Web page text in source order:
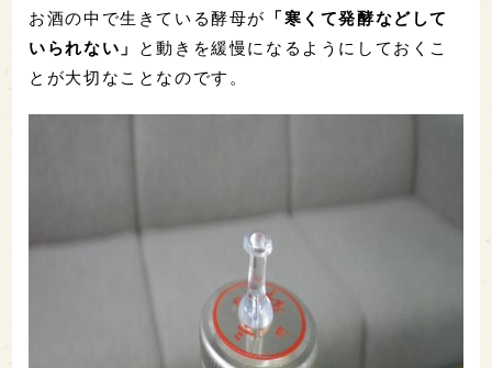
お酒の中で生きている酵母が
「寒くて発酵などして
いられない」
と動きを緩慢になるようにしておくこ
とが大切なことなのです。